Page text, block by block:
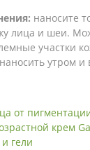
наносите
лица и шеи.
участки
утром и
от
крем
гели